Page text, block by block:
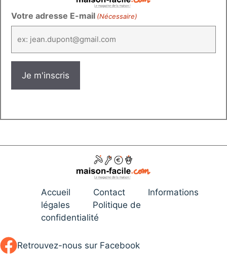
Votre adresse E-mail (Nécessaire)
Accueil Contact
Informations
légales
Politique de
confidentialité
Retrouvez-nous sur Facebook